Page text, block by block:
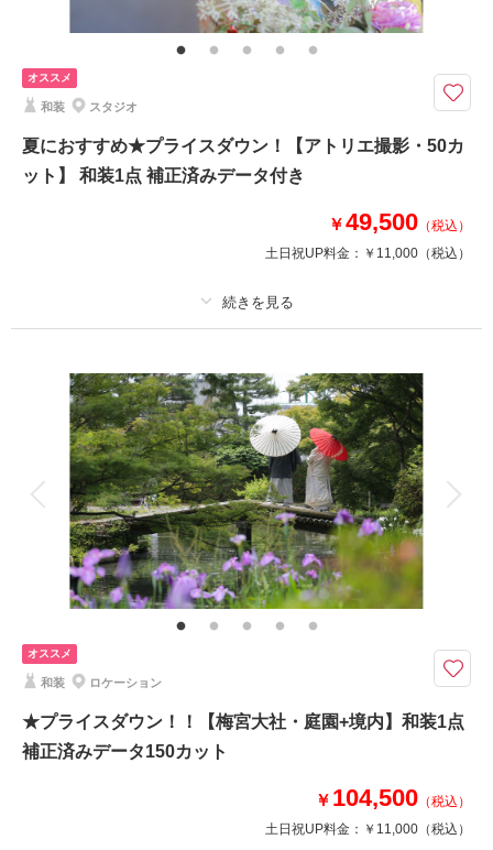
ロケ地使用料・移動費・新婦髪飾り・アテンドスタッフ・データ補正・ダウ
予約が埋まるのが早い東寺ロケ、￥22,000割引の早い者勝ちプランです！
早期ご予約の特別プライス！
※8/31までにご成約・9/20～12/20までの撮影限定
※土日祝でも料金は変わりません。
※雨天予報で日程が変更になった場合もこちらの価格でご利用いただけま
オススメ
和装 スタジオ
夏におすすめ★プライスダウン！【アトリエ撮影・50カ
ット】 和装1点 補正済みデータ付き
￥49,500 （税込）
土日祝UP料金： ￥11,000 （税込）
撮影料 新婦衣装1着 新郎衣装1着
着付け ヘアメイク 小物一式
アルバム データ 50 カット 台紙付写真
衣装追加 会食 挙式
家族と撮影 家族用衣装レンタル ペットと撮影
その他含むもの
新婦髪飾り・アテンドスタッフ・データ補正・ダウンロード納品
コストを抑えて和装写真！ソロフォトも大歓迎！
気軽に撮影したいお客様にぴったりのライトプラン。
白無垢・色打掛どちらでもOKです☆彡
雨天でも撮影可◎晴れていればサロンの暖簾前でも撮影いたします。
※綿帽子をご希望の場合は別途￥5,500
2026年5月17日
オススメ
和装 ロケーション
★プライスダウン！！【梅宮大社・庭園+境内】和装1点
補正済みデータ150カット
￥ 104,500 （税込）
土日祝UP料金： ￥11,000 （税込）